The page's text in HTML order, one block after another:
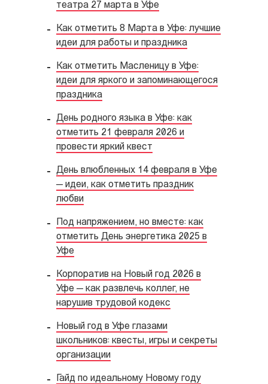
театра 27 марта в Уфе
Как отметить 8 Марта в Уфе: лучшие
идеи для работы и праздника
Как отметить Масленицу в Уфе:
идеи для яркого и запоминающегося
праздника
День родного языка в Уфе: как
отметить 21 февраля 2026 и
провести яркий квест
День влюбленных 14 февраля в Уфе
— идеи, как отметить праздник
любви
Под напряжением, но вместе: как
отметить День энергетика 2025 в
Уфе
Корпоратив на Новый год 2026 в
Уфе — как развлечь коллег, не
нарушив трудовой кодекс
Новый год в Уфе глазами
школьников: квесты, игры и секреты
организации
Гайд по идеальному Новому году